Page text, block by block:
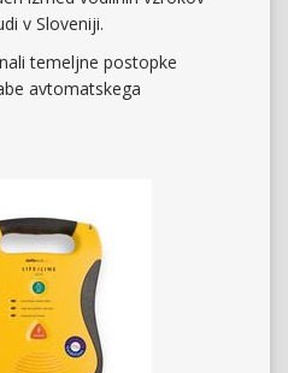
v Sloveniji.
temeljne postopke
avtomatskega